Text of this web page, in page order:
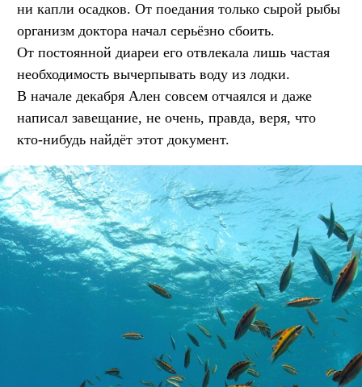
ни капли осадков. От поедания только сырой рыбы
организм доктора начал серьёзно сбоить.
От постоянной диареи его отвлекала лишь частая
необходимость вычерпывать воду из лодки.
В начале декабря Ален совсем отчаялся и даже
написал завещание, не очень, правда, веря, что
кто-нибудь найдёт этот документ.